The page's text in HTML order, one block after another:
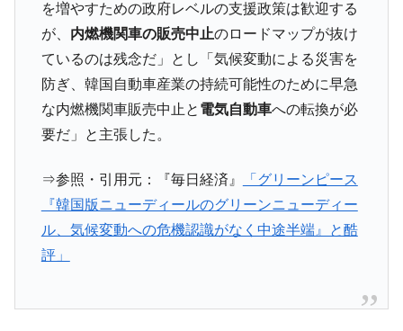
く空港に詰めかけ「出て行け！」「極右勢力」のプラカー
ドを掲げる「在韓反米勢力」
『Money1』
韓国政府「2035年までに18.4GW規模のAIデ
ータセンター整備」⇒ だから無理だってば。
『Money1』
JPモルガン「韓国レバレッジETFの清算は
ほぼ終わった」
韓国『国民年金公団』株価暴落で200兆蒸
ャンペーン」⇒ あの名物教授も登場！
を増やすための政府レベルの支援政策は歓迎する
が、 内燃機関車の販売中止のロードマップが抜け
ているのは残念だ」とし「気候変動による災害を
防ぎ、韓国自動車産業の持続可能性のために早急
な内燃機関車販売中止と 電気自動車への転換が必
要だ」と主張した。
⇒参照・引用元：『毎日経済』
「グリーンピース
『韓国版ニューディールのグリーンニューディー
ル、気候変動への危機認識がなく中途半端』と酷
評」